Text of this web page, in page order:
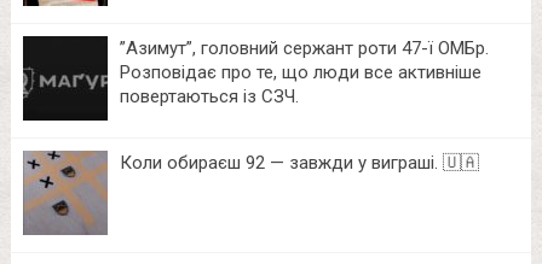
⁨”Азимут”, головний сержант роти 47-ї ОМБр.
Розповідає про те, що люди все активніше
повертаються із СЗЧ.
Коли обираєш 92 — завжди у виграші. 🇺🇦